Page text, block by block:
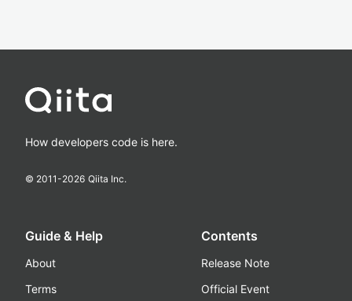
How developers code is here.
© 2011-2026 Qiita Inc.
Guide & Help
About
Terms
Contents
Release Note
Official Event